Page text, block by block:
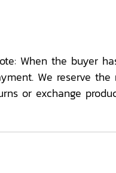
When the buyer
We reserve
or exchange